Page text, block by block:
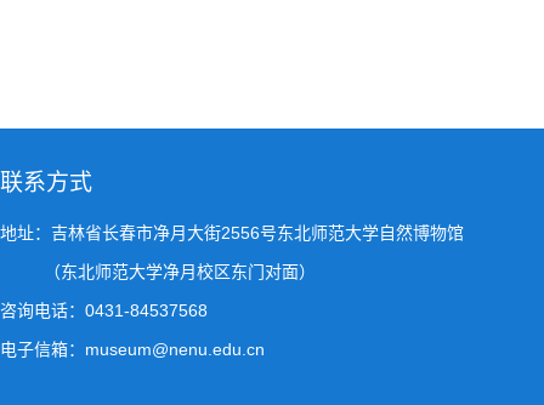
联系方式
地址：吉林省长春市净月大街2556号东北师范大学自然博物馆
（东北师范大学净月校区东门对面）
咨询电话：0431-84537568
电子信箱：museum@nenu.edu.cn